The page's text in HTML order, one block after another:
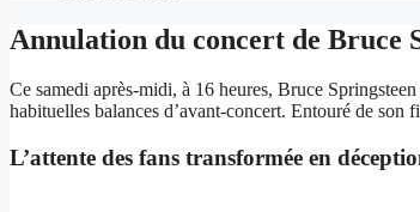
Annulation du concert de Bruce
Ce samedi après-midi, à 16 heures, Bruce
habituelles balances d’avant-concert. Entouré de
L’attente des fans transformée en